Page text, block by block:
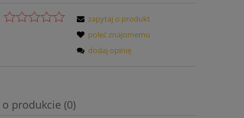
zapytaj o produkt
poleć znajomemu
dodaj opinię
produkcie (0)